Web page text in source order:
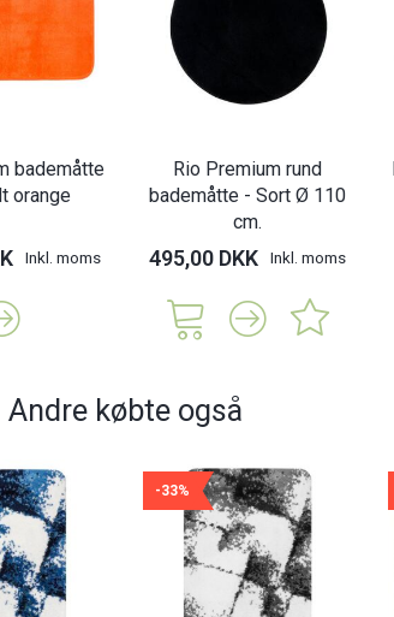
bademåtte
orange
Inkl. moms
Rio Premium rund
bademåtte - Sort Ø 110
cm.
495,00 DKK Inkl. moms
Andre købte også
-33%